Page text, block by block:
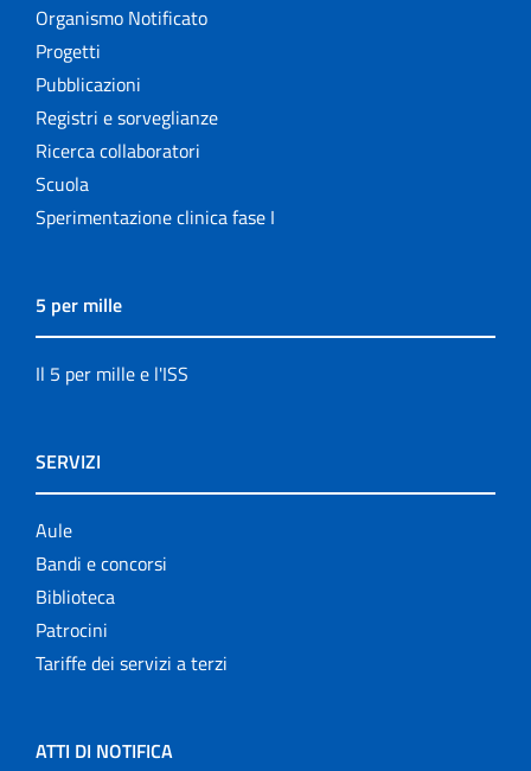
Organismo Notificato
Progetti
Pubblicazioni
Registri e sorveglianze
Ricerca collaboratori
Scuola
Sperimentazione clinica fase I
5 per mille
Il 5 per mille e l'ISS
SERVIZI
Aule
Bandi e concorsi
Biblioteca
Patrocini
Tariffe dei servizi a terzi
ATTI DI NOTIFICA